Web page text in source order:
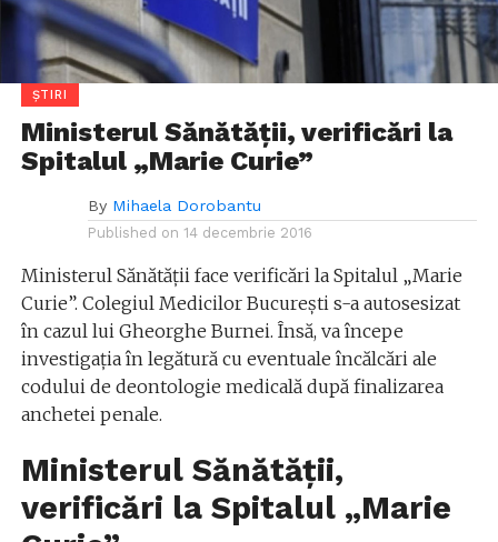
ȘTIRI
Ministerul Sănătății, verificări la
Spitalul „Marie Curie”
By Mihaela Dorobantu
Published on 14 decembrie 2016
Ministerul Sănătății face verificări la Spitalul „Marie
Curie”. Colegiul Medicilor Bucureşti s-a autosesizat
în cazul lui Gheorghe Burnei. Însă, va începe
investigaţia în legătură cu eventuale încălcări ale
codului de deontologie medicală după finalizarea
anchetei penale.
Ministerul Sănătății,
verificări la Spitalul „Marie